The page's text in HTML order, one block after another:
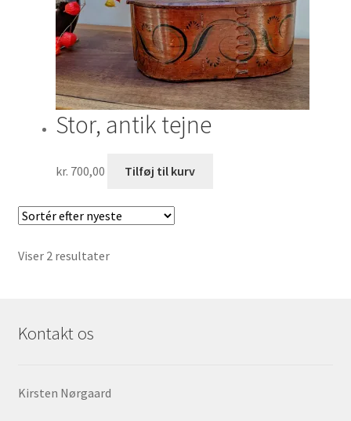
Stor, antik tejne
kr. 700,00 Tilføj til kurv
Viser 2 resultaterSorteret
Kontakt os
Kirsten Nørgaard